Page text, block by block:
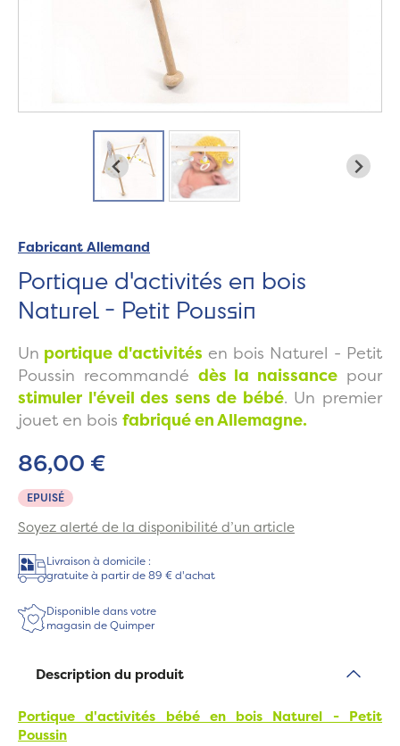
Fabricant Allemand
Portique d'activités en bois
Naturel - Petit Poussin
Un portique d'activités en bois Naturel - Petit
Poussin recommandé dès la naissance pour
stimuler l'éveil des sens de bébé. Un premier
jouet en bois fabriqué en Allemagne.
EPUISÉ
86,00 €
Soyez alerté de la disponibilité d’un article
Livraison à domicile :
gratuite à partir de 89 € d'achat
Disponible dans votre
magasin de Quimper
Description du produit
Portique d'activités bébé en bois Naturel - Petit
Poussin